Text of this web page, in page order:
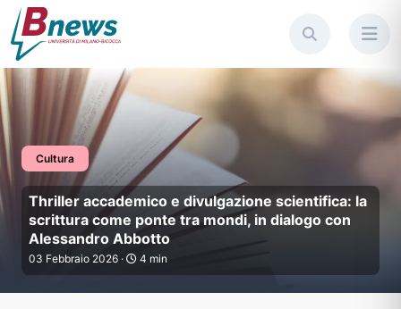
Cultura
Thriller accademico e
Thriller accademico e divulgazione scientifica: la
scrittura come ponte tra mondi, in dialogo con
Alessandro Abbotto
03 Febbraio 2026 · 4 min